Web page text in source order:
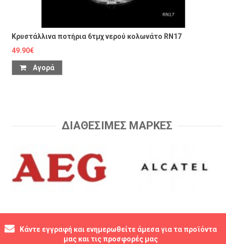
Κρυστάλλινα ποτήρια 6τμχ νερού κολωνάτο RN17
49.90€
Αγορά
ΔΙΑΘΕΣΙΜΕΣ ΜΑΡΚΕΣ
Κάντε εγγραφή και ενημερωθείτε άμεσα για τα προϊόντα
μας και τις προσφορές μας